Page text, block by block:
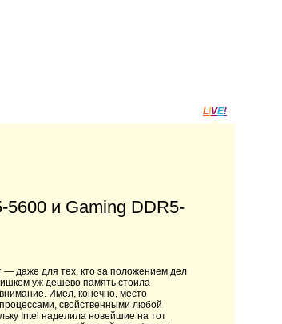
LIVE!
5600 и Gaming DDR5-
— даже для тех, кто за положением дел
уж дешево память стоила
Имел, конечно, место
свойственными любой
Intel наделила новейшие на тот